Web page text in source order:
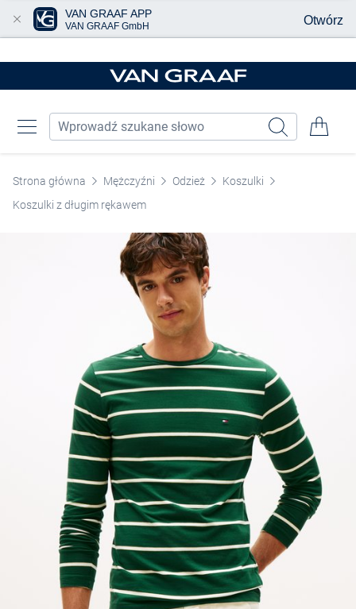
Strona główna Mężczyźni Odzież
Koszulki
Koszulki z długim rękawem
VAN GRAAF APP
VAN GRAAF GmbH Otwórz